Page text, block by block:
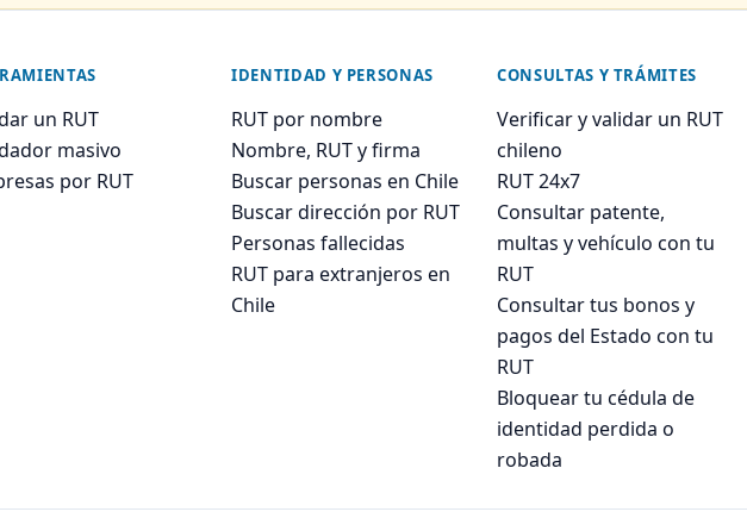
un RUT
masivo
por RUT
IDENTIDAD Y PERSONAS
RUT por nombre
Nombre, RUT y firma
Buscar personas en Chile
Buscar dirección por RUT
Personas fallecidas
RUT para extranjeros en
Chile
CONSULTAS Y TRÁMITES
Verificar y validar un RUT
chileno
RUT 24x7
Consultar patente,
multas y vehículo con tu
RUT
Consultar tus bonos y
pagos del Estado con tu
RUT
Bloquear tu cédula de
identidad perdida o
robada